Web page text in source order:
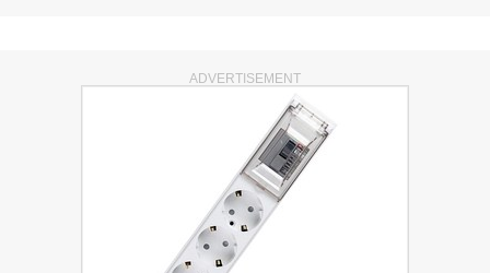
ADVERTISEMENT